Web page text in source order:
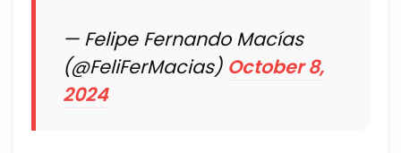
— Felipe Fernando Macías
(@FeliFerMacias) October 8,
2024